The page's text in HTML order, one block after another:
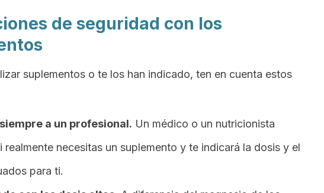
de seguridad con los
suplementos o te los han indicado, ten en cuenta estos
a un profesional. Un médico o un nutricionista
realmente necesitas un suplemento y te indicará la dosis y el
para ti.